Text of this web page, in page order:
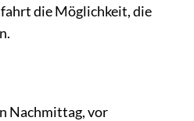
die Möglichkeit, die
Nachmittag, vor